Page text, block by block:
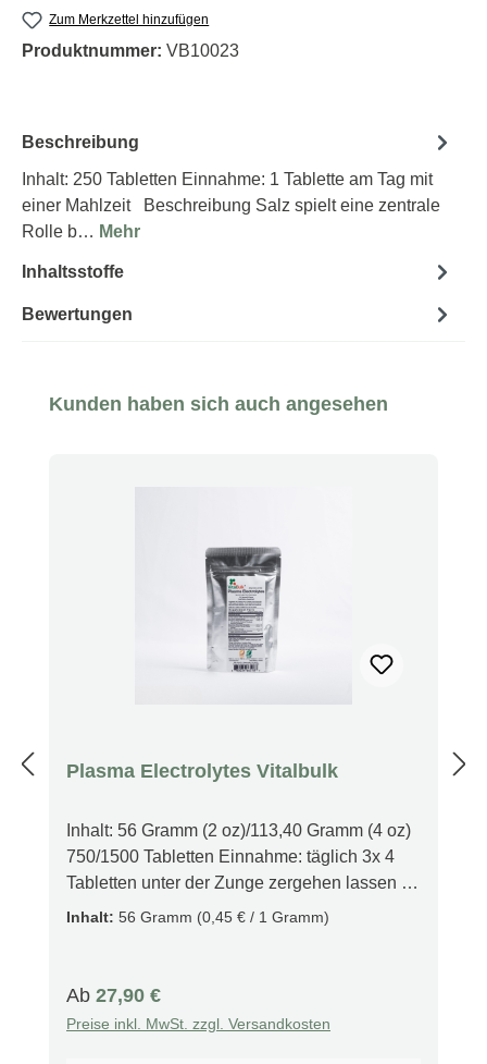
Zum Merkzettel hinzufügen
Produktnummer: VB10023
Beschreibung
Inhalt: 250 Tabletten Einnahme: 1 Tablette am Tag mit
einer Mahlzeit Beschreibung Salz spielt eine zentrale
Rolle b… Mehr
Inhaltsstoffe
Bewertungen
Produktgalerie überspringen
Kunden haben sich auch angesehen
Plasma Electrolytes Vitalbulk
Inhalt: 56 Gramm (2 oz)/113,40 Gramm (4 oz)
750/1500 Tabletten Einnahme: täglich 3x 4
Tabletten unter der Zunge zergehen lassen
Beschreibung Ein ideales
die körperliche Leistungsfähigkeit, indem es
Inhalt: 56 Gramm (0,45 € / 1 Gramm)
Regulärer Preis:
Ab 27,90 €
Preise inkl. MwSt. zzgl. Versandkosten